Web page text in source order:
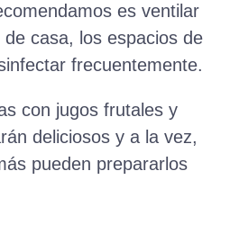
es ventilar
casa, los espacios de
frecuentemente.
con jugos frutales y
deliciosos y a la vez,
pueden prepararlos